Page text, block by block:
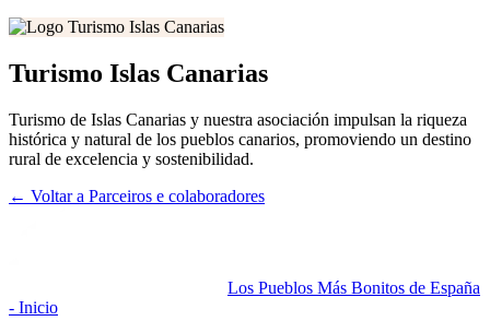
Turismo Islas Canarias
Turismo de Islas Canarias y nuestra asociación impulsan la riqueza
histórica y natural de los pueblos canarios, promoviendo un destino
rural de excelencia y sostenibilidad.
← Voltar a Parceiros e colaboradores
Los Pueblos Más Bonitos de España
- Inicio